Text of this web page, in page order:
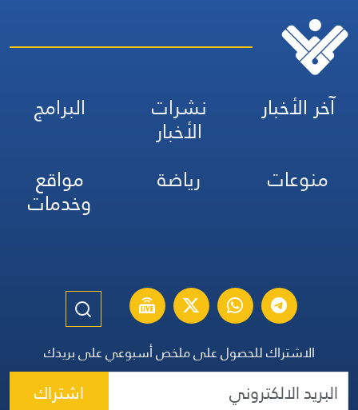
آخر الأخبار نشرات
الأخبار
البرامج
منوعات
رياضة مواقع
وخدمات
الاشتراك للحصول على ملخص أسبوعي على بريدك
اشتراك